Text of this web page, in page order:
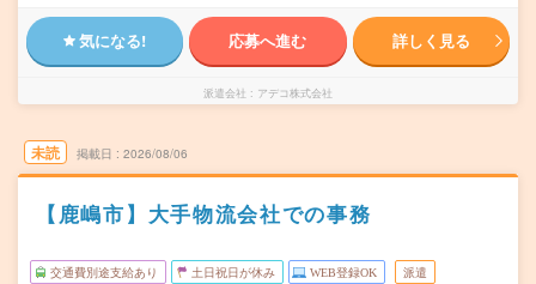
気になる! 応募へ進む 詳しく見る
派遣会社 アデコ株式会社
未読 掲載日 2026/08/06
【鹿嶋市】大手物流会社での事務
交通費別途支給あり 土日祝日が休み WEB登録OK 派遣